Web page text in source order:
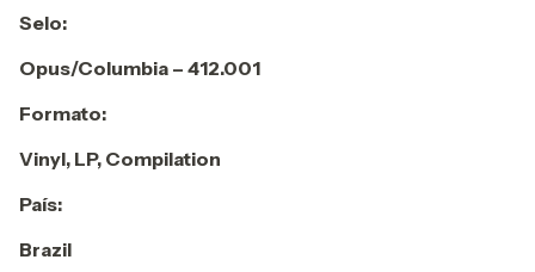
Selo:
Opus/Columbia ‎– 412.001
Formato:
Vinyl, LP, Compilation
País:
Brazil